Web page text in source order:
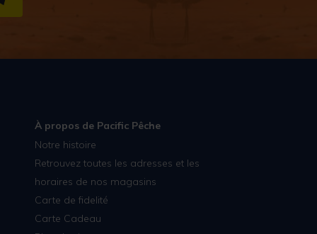
S''INSCRIRE
À propos de Pacific Pêche
Notre histoire
Retrouvez toutes les adresses et les
horaires de nos magasins
Carte de fidelité
Carte Cadeau